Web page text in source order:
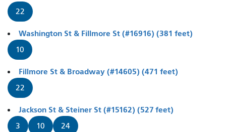
22
Washington St & Fillmore St (#16916) (381 feet)
10
Fillmore St & Broadway (#14605) (471 feet)
22
Jackson St & Steiner St (#15162) (527 feet)
3 10 24